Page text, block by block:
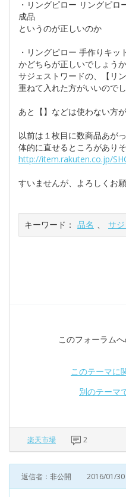
・リングピロー リングピ
成品
というのが正しいのか
・リングピロー 手作りキッ
かどちらが正しいでしょうか
サジェストワードの、【リ
重ねて入れた方がいいのでし
あと【】などは使わない方
以前は１枚目に数商品あが
体的に直せるところがあり
http://item.rakuten.co.jp/
すいませんが、よろしくお
キーワード： 品名 、 サ
このフォーラム
このテーマに
別のテーマ
楽天市場 2
返信者：非公開 2016/01/